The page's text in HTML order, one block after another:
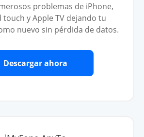
problemas de iPhone,
touch y Apple TV dejando tu
nuevo sin pérdida de datos.
Descargar ahora